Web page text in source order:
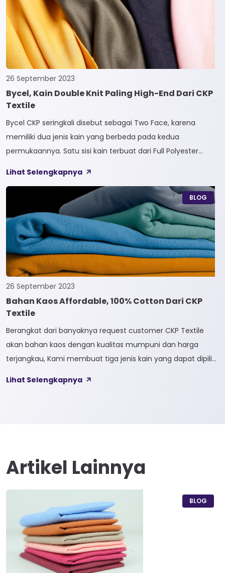
Rayon dan Cotton. Satuan yang paling […]
26 September 2023
Bycel, Kain Double Knit Paling High-End Dari CKP
Textile
Bycel CKP seringkali disebut sebagai Two Face, karena
memiliki dua jenis kain yang berbeda pada kedua
permukaannya. Satu sisi kain terbuat dari Full Polyester
Bycel merupakan kain High-End karena bersifat Fungsional,
dapat digunakan sesuai kebutuhan customer. Selain itu,
kain Bycel juga diberi teknologi teranyar yakni pemberian
dua jenis […]
Lihat Selengkapnya
BLOG
26 September 2023
Bahan Kaos Affordable, 100% Cotton Dari CKP
Textile
Berangkat dari banyaknya request customer CKP Textile
akan bahan kaos dengan kualitas mumpuni dan harga
terjangkau, Kami membuat tiga jenis kain yang dapat dipilih
kain yang bahan dasarnya 100% cotton. Softcel juga sering
Lihat Selengkapnya
Artikel Lainnya
BLOG